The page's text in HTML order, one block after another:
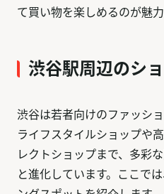
て買い物を楽しめるのが魅力
渋谷駅周辺のシ
渋谷は若者向けのファッシ
ライフスタイルショップや
レクトショップまで、多彩
と進化しています。ここで